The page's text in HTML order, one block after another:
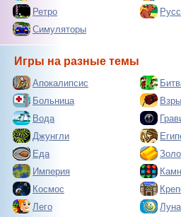
Ретро
Симуляторы
Игры на разные темы
Апокалипсис
Больница
Вода
Джунгли
Еда
Империя
Космос
Лего
Луна